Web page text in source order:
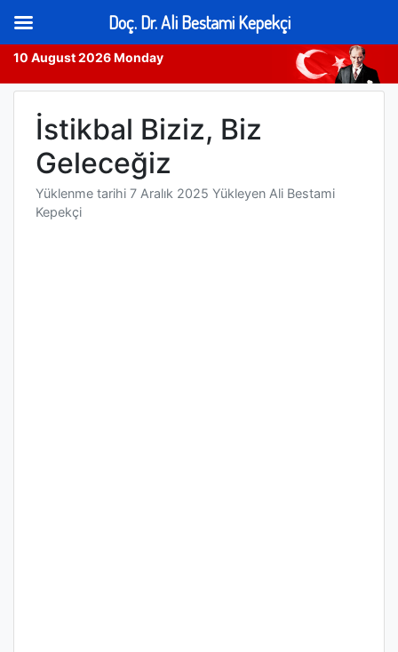
10 August 2026 Monday
Skip
İstikbal Biziz, Biz
Geleceğiz
Yüklenme tarihi 7 Aralık 2025 Yükleyen Ali Bestami
Kepekçi
Doç. Dr. Ali Bestami Kepekçi